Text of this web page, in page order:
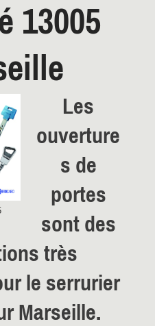
13005
Les
ouverture
s de
portes
sont des
très
le serrurier
Marseille.